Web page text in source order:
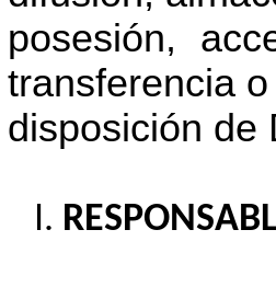
posesión,
transferencia o
disposición de